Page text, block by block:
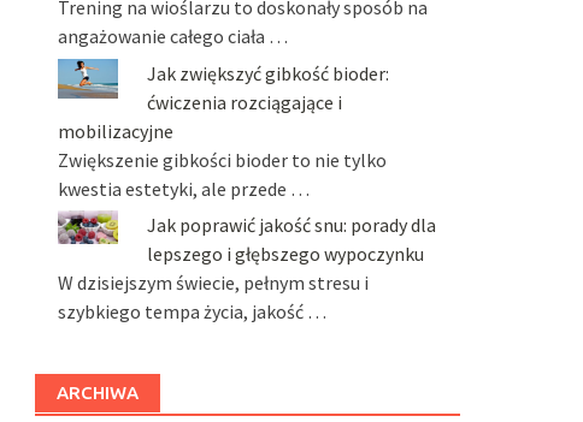
Trening na wioślarzu to doskonały sposób na
angażowanie całego ciała …
Jak zwiększyć gibkość bioder:
ćwiczenia rozciągające i
mobilizacyjne
Zwiększenie gibkości bioder to nie tylko
kwestia estetyki, ale przede …
Jak poprawić jakość snu: porady dla
lepszego i głębszego wypoczynku
W dzisiejszym świecie, pełnym stresu i
szybkiego tempa życia, jakość …
ARCHIWA